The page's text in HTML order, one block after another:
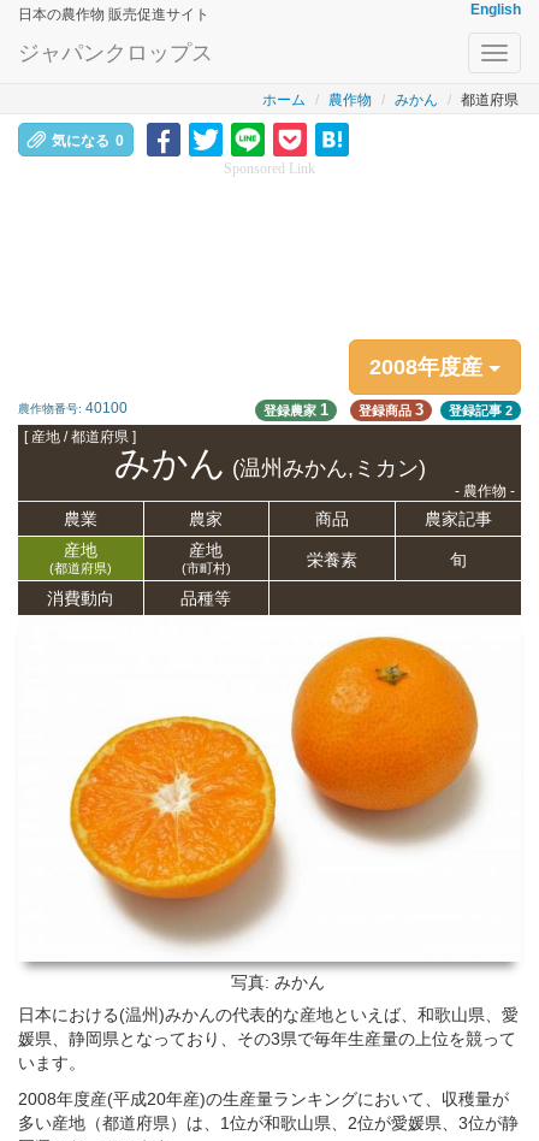
日本の農作物 販売促進サイト English
ジャパンクロップス
ホーム 農作物 みかん 都道府県
気になる 0
Sponsored Link
2008年度産
農作物番号: 40100 登録農家 1 登録商品 3 登録記事 2
[ 産地 / 都道府県 ]
みかん (温州みかん,ミカン)
- 農作物 -
農業 農家 商品
農家記事
産地
(都道府県)
産地
(市町村) 栄養素 旬
消費動向 品種等
写真: みかん
日本における(温州)みかんの代表的な産地といえば、和歌山県、愛
媛県、静岡県となっており、その3県で毎年生産量の上位を競って
います。
2008年度産(平成20年産)の生産量ランキングにおいて、収穫量が
多い産地（都道府県）は、1位が和歌山県、2位が愛媛県、3位が静